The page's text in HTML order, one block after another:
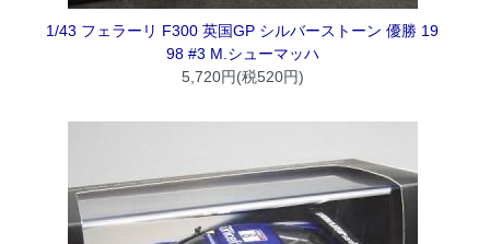
1/43 フェラーリ F300 英国GP シルバーストーン 優勝 19
98 #3 M.シューマッハ
5,720円(税520円)